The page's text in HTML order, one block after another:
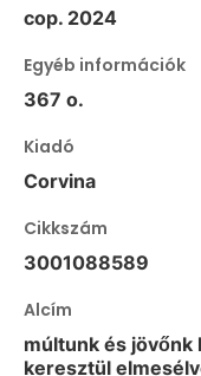
cop. 2024
Egyéb információk
367 o.
Kiadó
Corvina
Cikkszám
3001088589
Alcím
múltunk és
keresztül